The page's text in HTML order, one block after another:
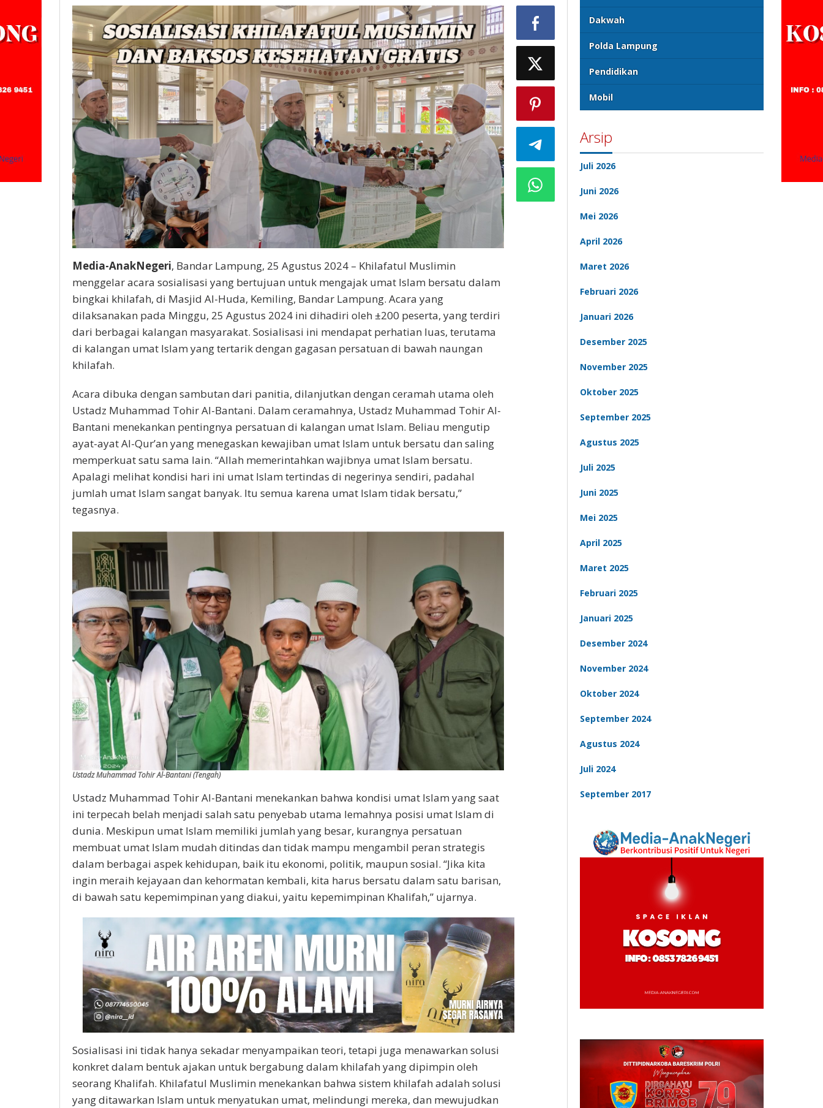
Media-AnakNegeri, Bandar Lampung, 25 Agustus 2024 – Khilafatul Muslimin
menggelar acara sosialisasi yang bertujuan untuk mengajak umat Islam bersatu dalam
bingkai khilafah, di Masjid Al-Huda, Kemiling, Bandar Lampung. Acara yang
dilaksanakan pada Minggu, 25 Agustus 2024 ini dihadiri oleh ±200 peserta, yang terdiri
dari berbagai kalangan masyarakat. Sosialisasi ini mendapat perhatian luas, terutama
di kalangan umat Islam yang tertarik dengan gagasan persatuan di bawah naungan
khilafah.
Acara dibuka dengan sambutan dari panitia, dilanjutkan dengan ceramah utama oleh
Ustadz Muhammad Tohir Al-Bantani. Dalam ceramahnya, Ustadz Muhammad Tohir Al-
Bantani menekankan pentingnya persatuan di kalangan umat Islam. Beliau mengutip
ayat-ayat Al-Qur’an yang menegaskan kewajiban umat Islam untuk bersatu dan saling
memperkuat satu sama lain. “Allah memerintahkan wajibnya umat Islam bersatu.
Apalagi melihat kondisi hari ini umat Islam tertindas di negerinya sendiri, padahal
jumlah umat Islam sangat banyak. Itu semua karena umat Islam tidak bersatu,”
tegasnya.
Ustadz Muhammad Tohir Al-Bantani (Tengah)
Ustadz Muhammad Tohir Al-Bantani menekankan bahwa kondisi umat Islam yang saat
ini terpecah belah menjadi salah satu penyebab utama lemahnya posisi umat Islam di
dunia. Meskipun umat Islam memiliki jumlah yang besar, kurangnya persatuan
membuat umat Islam mudah ditindas dan tidak mampu mengambil peran strategis
dalam berbagai aspek kehidupan, baik itu ekonomi, politik, maupun sosial. “Jika kita
ingin meraih kejayaan dan kehormatan kembali, kita harus bersatu dalam satu barisan,
di bawah satu kepemimpinan yang diakui, yaitu kepemimpinan Khalifah,” ujarnya.
Sosialisasi ini tidak hanya sekadar menyampaikan teori, tetapi juga menawarkan solusi
konkret dalam bentuk ajakan untuk bergabung dalam khilafah yang dipimpin oleh
seorang Khalifah. Khilafatul Muslimin menekankan bahwa sistem khilafah adalah solusi
yang ditawarkan Islam untuk menyatukan umat, melindungi mereka, dan mewujudkan
Dakwah
Polda Lampung
Pendidikan
Mobil
Arsip
Juli 2026
Juni 2026
Mei 2026
April 2026
Maret 2026
Februari 2026
Januari 2026
Desember 2025
November 2025
Oktober 2025
September 2025
Agustus 2025
Juli 2025
Juni 2025
Mei 2025
April 2025
Maret 2025
Februari 2025
Januari 2025
Desember 2024
November 2024
Oktober 2024
September 2024
Agustus 2024
Juli 2024
September 2017